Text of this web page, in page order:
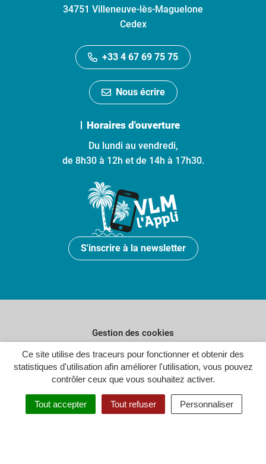
Ce site utilise des traceurs pour fonctionner et obtenir des
statistiques d'utilisation afin améliorer l'utilisation, vous pouvez
contrôler ceux que vous souhaitez activer.
Tout accepter Tout refuser Personnaliser
34751 Villeneuve-lès-Maguelone
Cedex
+33 4 67 69 75 75
Nous écrire
Horaires d'ouverture
Du lundi au vendredi,
de 8h30 à 12h et de 14h à 17h30.
S'inscrire à la newsletter
Gestion des cookies
Plan du site
Politique de confidentialité
Crédits